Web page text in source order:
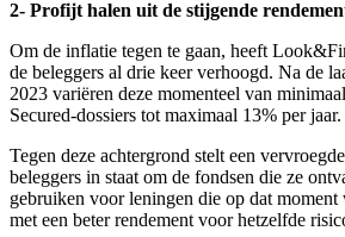
2- Profijt halen uit de stijgende
Om de inflatie tegen te gaan, heeft
de beleggers al drie keer verhoogd. Na de
2023 variëren deze momenteel van
Secured-dossiers tot maximaal 13% per jaar.
Tegen deze achtergrond stelt een
beleggers in staat om de fondsen die ze
gebruiken voor leningen die op dat
met een beter rendement voor hetzelfde